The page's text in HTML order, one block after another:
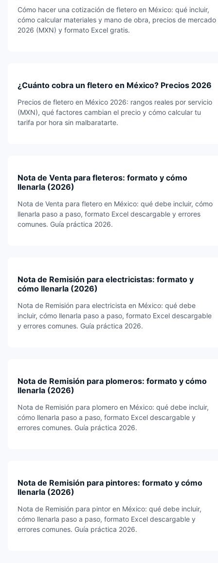
Cómo hacer una cotización de fletero en México: qué incluir,
cómo calcular materiales y mano de obra, precios de mercado
2026 (MXN) y formato Excel gratis.
¿Cuánto cobra un fletero en México? Precios 2026
Precios de fletero en México 2026: rangos reales por servicio
(MXN), qué factores cambian el precio y cómo calcular tu
tarifa por hora sin malbaratarte.
Nota de Venta para fleteros: formato y cómo
llenarla (2026)
Nota de Venta para fletero en México: qué debe incluir, cómo
llenarla paso a paso, formato Excel descargable y errores
comunes. Guía práctica 2026.
Nota de Remisión para electricistas: formato y
cómo llenarla (2026)
Nota de Remisión para electricista en México: qué debe
incluir, cómo llenarla paso a paso, formato Excel descargable
y errores comunes. Guía práctica 2026.
Nota de Remisión para plomeros: formato y cómo
llenarla (2026)
Nota de Remisión para plomero en México: qué debe incluir,
cómo llenarla paso a paso, formato Excel descargable y
errores comunes. Guía práctica 2026.
Nota de Remisión para pintores: formato y cómo
llenarla (2026)
Nota de Remisión para pintor en México: qué debe incluir,
cómo llenarla paso a paso, formato Excel descargable y
errores comunes. Guía práctica 2026.